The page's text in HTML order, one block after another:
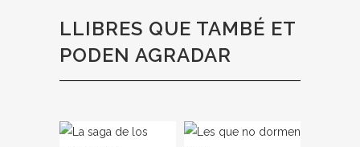
LLIBRES QUE TAMBÉ ET
PODEN AGRADAR